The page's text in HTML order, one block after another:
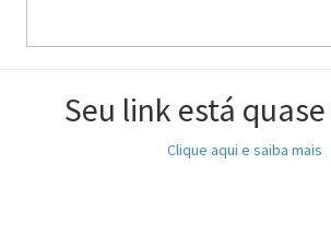
Seu link está
Clique aqui e saiba mais